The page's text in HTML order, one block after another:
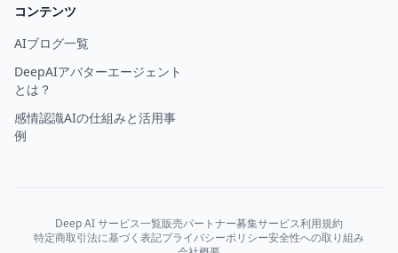
コンテンツ
AIブログ一覧
DeepAIアバターエージェント
とは？
感情認識AIの仕組みと活用事
例
Deep AI サービス一覧販売パートナー募集サービス利用規約
特定商取引法に基づく表記プライバシーポリシー安全性への取り組み